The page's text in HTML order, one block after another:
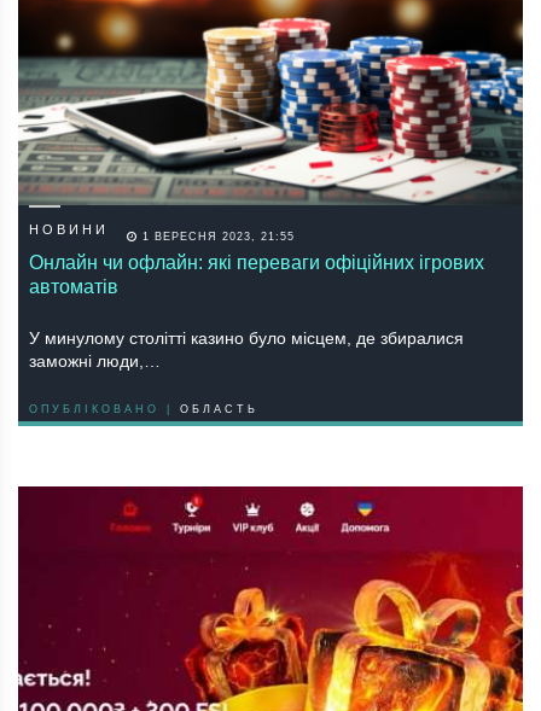
НОВИНИ 1 ВЕРЕСНЯ 2023, 21:55
Онлайн чи офлайн: які переваги офіційних ігрових
автоматів
У минулому столітті казино було місцем, де збиралися
заможні люди,…
ОПУБЛІКОВАНО | ОБЛАСТЬ